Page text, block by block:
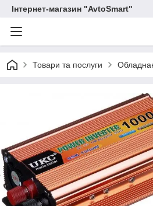
Інтернет-магазин "AvtoSmart"
Товари та послуги